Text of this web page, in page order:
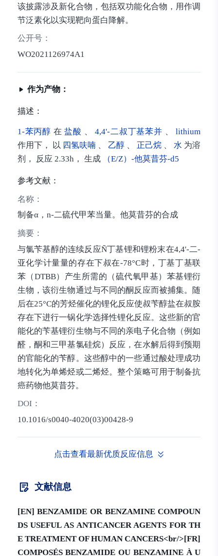
该披露涉及新化合物，包括双功能化合物，用作调
节泛素化以实现靶向蛋白降解。
公开号：
WO2021126974A1
作为产物：
描述：
1-苯丙醇 在盐酸 、4,4'-二叔丁基苯并 、lithium
作用下， 以 四氢呋喃 、 乙醇 、 正己烷 、水 为溶
剂， 反应 2.33h， 生成
（E/Z）-他莫昔芬-d5
参考文献：
名称：
制备α，n-二硫代甲苯当量。他莫昔芬的合成
摘要：
与氯苄基醇的连续反应Ñ丁基锂和锂粉末在4,4'-二-
亚化学计量量的存在下叔在-78°C时，丁基丁基联
苯（DTBB）产生所需的（硫代氧甲基）苯基锂衍
生物，该衍生物通过与不同的酮反应而被捕集。随
后在25°C的芳烃催化的锂化反应使叔苄醇盐在叔胺
存在下进行一锅化学选择性锂化反应。这些新的官
能化的苄基锂衍生物与不同的亲电子化合物（例如
醛，酮和三甲基氯硅烷）反应，在水解后得到预期
的官能化的苄醇。这些醇中的一些通过酸处理成功
地转化为单烯烃或二烯烃。整个策略可用于制备抗
癌药物他莫昔芬。
DOI：
10.1016/s0040-4020(03)00428-9
点击查看最新优质反应信息
文献信息
[EN] BENZAMIDE OR BENZAMINE COMPOUN
DS USEFUL AS ANTICANCER AGENTS FOR TH
E TREATMENT OF HUMAN CANCERS<br/>[FR]
COMPOSÉS BENZAMIDE OU BENZAMINE À U